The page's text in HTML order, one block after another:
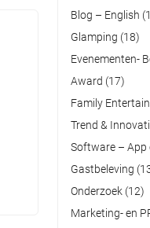
Blog – English
Glamping (18)
Evenementen-
Award (17)
Family
Trend &
Software – App
Gastbeleving
Onderzoek (12)
Marketing- en